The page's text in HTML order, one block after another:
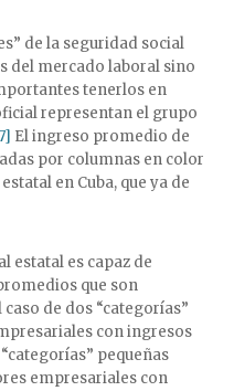
de la seguridad social
del mercado laboral sino
tenerlos en
representan el grupo
El ingreso promedio de
por columnas en color
en Cuba, que ya de
estatal es capaz de
que son
de dos “categorías”
con ingresos
pequeñas
empresariales con